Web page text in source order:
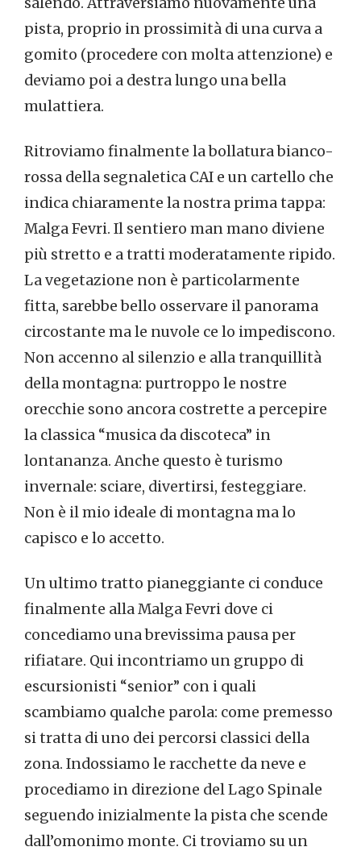
pista, proprio in prossimità di una curva a
gomito (procedere con molta attenzione) e
deviamo poi a destra lungo una bella
mulattiera.
Ritroviamo finalmente la bollatura bianco-
rossa della segnaletica CAI e un cartello che
indica chiaramente la nostra prima tappa:
Malga Fevri. Il sentiero man mano diviene
più stretto e a tratti moderatamente ripido.
La vegetazione non è particolarmente
fitta, sarebbe bello osservare il panorama
circostante ma le nuvole ce lo impediscono.
Non accenno al silenzio e alla tranquillità
della montagna: purtroppo le nostre
orecchie sono ancora costrette a percepire
la classica “musica da discoteca” in
lontananza. Anche questo è turismo
invernale: sciare, divertirsi, festeggiare.
Non è il mio ideale di montagna ma lo
capisco e lo accetto.
Un ultimo tratto pianeggiante ci conduce
finalmente alla Malga Fevri dove ci
concediamo una brevissima pausa per
rifiatare. Qui incontriamo un gruppo di
escursionisti “senior” con i quali
scambiamo qualche parola: come premesso
si tratta di uno dei percorsi classici della
zona. Indossiamo le racchette da neve e
procediamo in direzione del Lago Spinale
seguendo inizialmente la pista che scende
dall’omonimo monte. Ci troviamo su un